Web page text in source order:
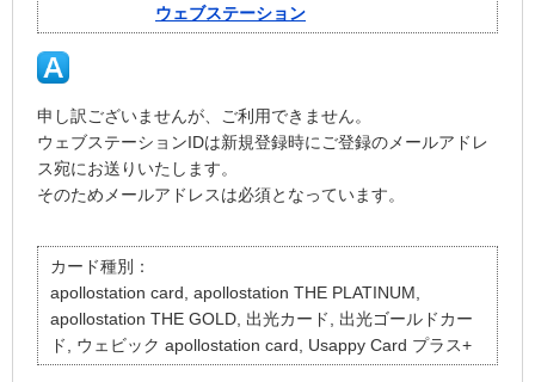
ウェブステーション
申し訳ございませんが、ご利用できません。
ウェブステーションIDは新規登録時にご登録のメールアドレ
ス宛にお送りいたします。
そのためメールアドレスは必須となっています。
カード種別：
apollostation card, apollostation THE PLATINUM,
apollostation THE GOLD, 出光カード, 出光ゴールドカー
ド, ウェビック apollostation card, Usappy Card プラス+